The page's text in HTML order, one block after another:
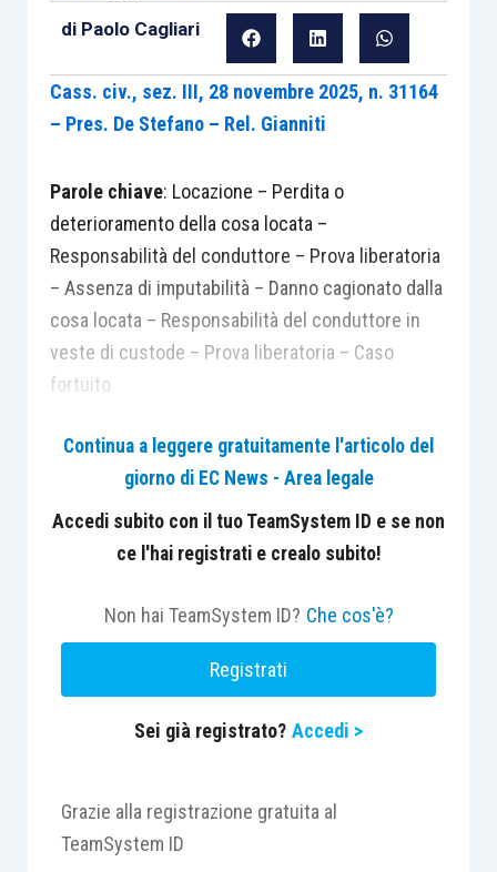
di Paolo Cagliari
Cass. civ., sez. III, 28 novembre 2025, n. 31164
– Pres. De Stefano – Rel. Gianniti
Parole chiave: Locazione – Perdita o
deterioramento della cosa locata –
Responsabilità del conduttore – Prova liberatoria
– Assenza di imputabilità – Danno cagionato dalla
cosa locata – Responsabilità del conduttore in
veste di custode – Prova liberatoria – Caso
fortuito
[1]Massima :La responsabilità del conduttore per
la perdita o il deterioramento della cosa locata (art.
1588 c.c.) si distingue dalla responsabilità per
danno cagionato da cose in custodia (art. 2051
il diverso tipo di prova liberatoria richiesta: l’art.
1588 c.c. prevede una presunzione di colpa a carico
del conduttore, con la conseguenza che
deve fornire la prova positiva che il fatto si sia
avere assolto a ogni proprio dovere di custodia,
conservazione e gestione del bene locato), mentre
Continua a leggere gratuitamente l'articolo del
giorno di EC News - Area legale
Accedi subito con il tuo TeamSystem ID e se non
ce l'hai registrati e crealo subito!
Non hai TeamSystem ID? Che cos'è?
Registrati
Sei già registrato? Accedi >
Grazie alla registrazione gratuita al
TeamSystem ID